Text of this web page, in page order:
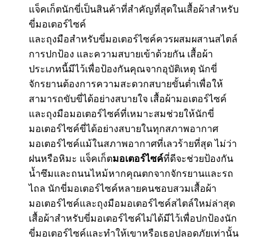
แจ็คเก็ตนักขี่เป็นสินค้าที่สำคัญที่สุดในเสื้อผ้าสำหรับ
ขี่มอเตอร์ไซค์
และถุงมือสำหรับขี่มอเตอร์ไซค์ควรผสมผสานสไตล์
การปกป้อง และความสบายเข้าด้วยกัน เสื้อผ้า
ประเภทนี้มีไว้เพื่อป้องกันคุณจากอุบัติเหตุ นักขี่
จักรยานต้องการความสะดวกสบายขั้นต่ำเพื่อให้
สามารถขับขี่ได้อย่างสบายใจ เสื้อผ้ามอเตอร์ไซค์
และถุงมือมอเตอร์ไซค์ที่เหมาะสมช่วยให้นักขี่
มอเตอร์ไซค์ขี่ได้อย่างสบายในทุกสภาพอากาศ
มอเตอร์ไซค์แม้ในสภาพอากาศที่เลวร้ายที่สุด ไม่ว่า
ฝนหรือหิมะ แจ็คเก็ตมอเตอร์ไซค์ที่ดีจะช่วยป้องกัน
น้ำซึมและถนนไหม้หากคุณตกจากจักรยานและรถ
ไถล นักขี่มอเตอร์ไซค์หลายคนชอบสวมเสื้อผ้า
มอเตอร์ไซค์และถุงมือมอเตอร์ไซค์สไตล์ใหม่ล่าสุด
เสื้อผ้าสำหรับขี่มอเตอร์ไซค์ไม่ได้มีไว้เพื่อปกป้องนัก
ขี่มอเตอร์ไซค์และทำให้เขาหรือเธอปลอดภัยเท่านั้น